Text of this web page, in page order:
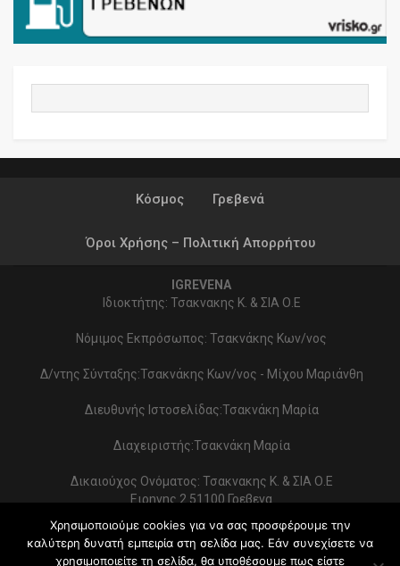
Κόσμος Γρεβενά
Όροι Χρήσης – Πολιτική Απορρήτου
IGREVENA
Ιδιοκτήτης: Τσακνακης Κ. & ΣΙΑ Ο.Ε
Νόμιμος Εκπρόσωπος: Τσακνάκης Κων/νος
Δ/ντης Σύνταξης:Τσακνάκης Κων/νος - Μίχου Μαριάνθη
Διευθυνής Ιστοσελίδας:Τσακνάκη Μαρία
Διαχειριστής:Τσακνάκη Μαρία
Δικαιούχος Ονόματος: Τσακνακης Κ. & ΣΙΑ Ο.Ε
Ειρηνης 2 51100 Γρεβενα
Στοιχεία επικοινωνίας:
2462022086 - typoekdotikh@gmail.com
Χρησιμοποιούμε cookies για να σας προσφέρουμε την
καλύτερη δυνατή εμπειρία στη σελίδα μας. Εάν συνεχίσετε να
χρησιμοποιείτε τη σελίδα, θα υποθέσουμε πως είστε